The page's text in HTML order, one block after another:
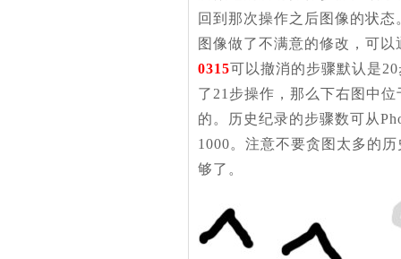
回到那次操作之后图像的状
图像做了不满意的修改，可
0315可以撤消的步骤默认是
了21步操作，那么下右图中
的。历史纪录的步骤数可从
1000。注意不要贪图太多的
够了。